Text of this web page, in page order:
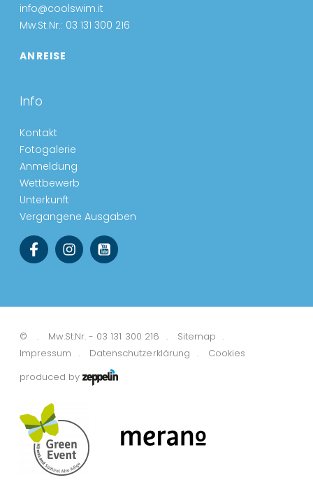
info@coolswim.it
Mw.St.Nr.: 03 131 300 216
ANREISE
Info
Kontakt
Fotogalerie
Anmeldung
Wettbewerb
Unterkunft
Vergangene Ausgaben
© Mw.St.Nr. - 03 131 300 216
Sitemap
Impressum
Datenschutzerklärung
Cookies
produced by